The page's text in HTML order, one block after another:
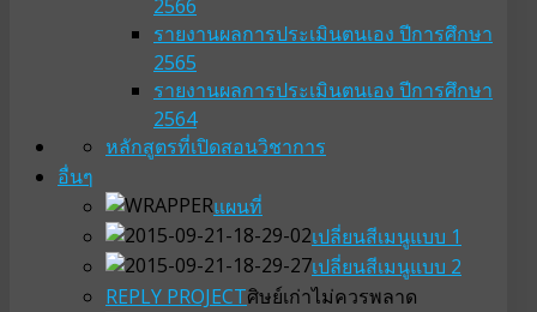
2566
รายงานผลการประเมินตนเอง ปีการศึกษา
2565
รายงานผลการประเมินตนเอง ปีการศึกษา
2564
วิชาการ
หลักสูตรที่เปิดสอน
อื่นๆ
แผนที่
เปลี่ยนสีเมนูแบบ 1
เปลี่ยนสีเมนูแบบ 2
REPLY PROJECTศิษย์เก่าไม่ควรพลาด